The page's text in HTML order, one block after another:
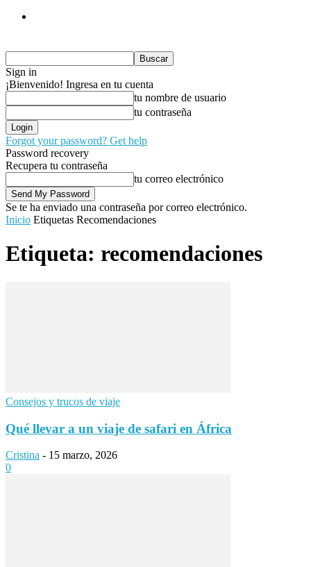
Sign in
¡Bienvenido! Ingresa en tu cuenta
tu nombre de usuario
tu contraseña
Forgot your password? Get help
Password recovery
Recupera tu contraseña
tu correo electrónico
Se te ha enviado una contraseña por correo electrónico.
Inicio Etiquetas Recomendaciones
Etiqueta: recomendaciones
Consejos y trucos de viaje
Qué llevar a un viaje de safari en África
Cristina - 15 marzo, 2026
0